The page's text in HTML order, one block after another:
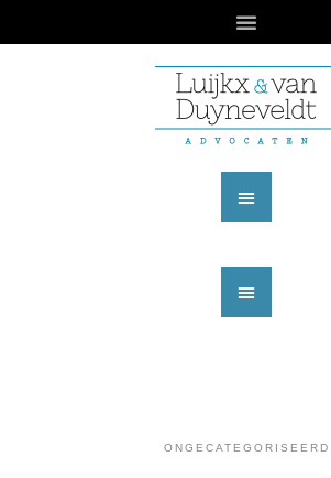
ONGECATEGORISEERD